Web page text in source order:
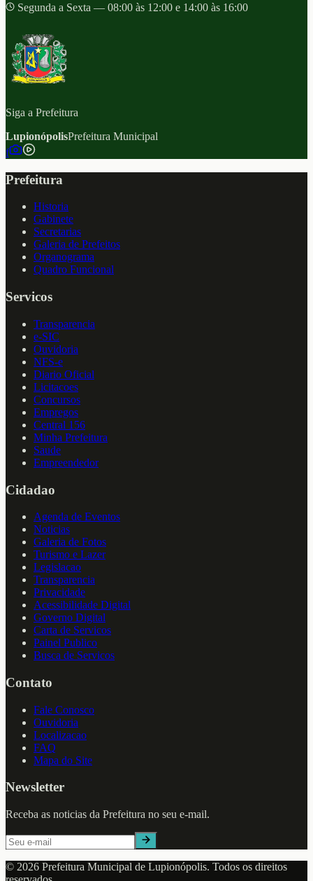
Segunda a Sexta — 08:00 às 12:00 e 14:00 às 16:00
Siga a Prefeitura
LupionópolisPrefeitura Municipal
f
Prefeitura
Historia
Gabinete
Secretarias
Galeria de Prefeitos
Organograma
Quadro Funcional
Servicos
Transparencia
e-SIC
Ouvidoria
NFS-e
Diario Oficial
Licitacoes
Concursos
Empregos
Central 156
Minha Prefeitura
Saude
Empreendedor
Cidadao
Agenda de Eventos
Noticias
Galeria de Fotos
Turismo e Lazer
Legislacao
Transparencia
Privacidade
Acessibilidade Digital
Governo Digital
Carta de Servicos
Painel Publico
Busca de Servicos
Contato
Fale Conosco
Ouvidoria
Localizacao
FAQ
Mapa do Site
Newsletter
Receba as noticias da Prefeitura no seu e-mail.
© 2026 Prefeitura Municipal de Lupionópolis. Todos os direitos